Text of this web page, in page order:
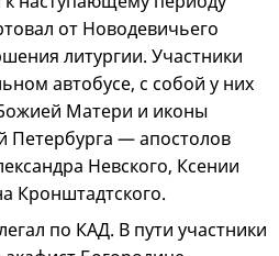
от Новодевичьего
литургии. Участники
автобусе, с собой у них
Матери и иконы
Петербурга — апостолов
Невского, Ксении
Кронштадтского.
по КАД. В пути участники